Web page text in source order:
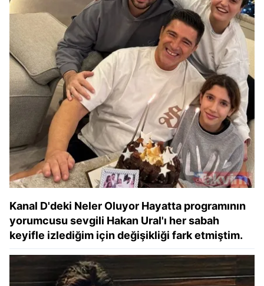
Kanal D'deki Neler Oluyor Hayatta programının
yorumcusu sevgili Hakan Ural'ı her sabah
keyifle izlediğim için değişikliği fark etmiştim.